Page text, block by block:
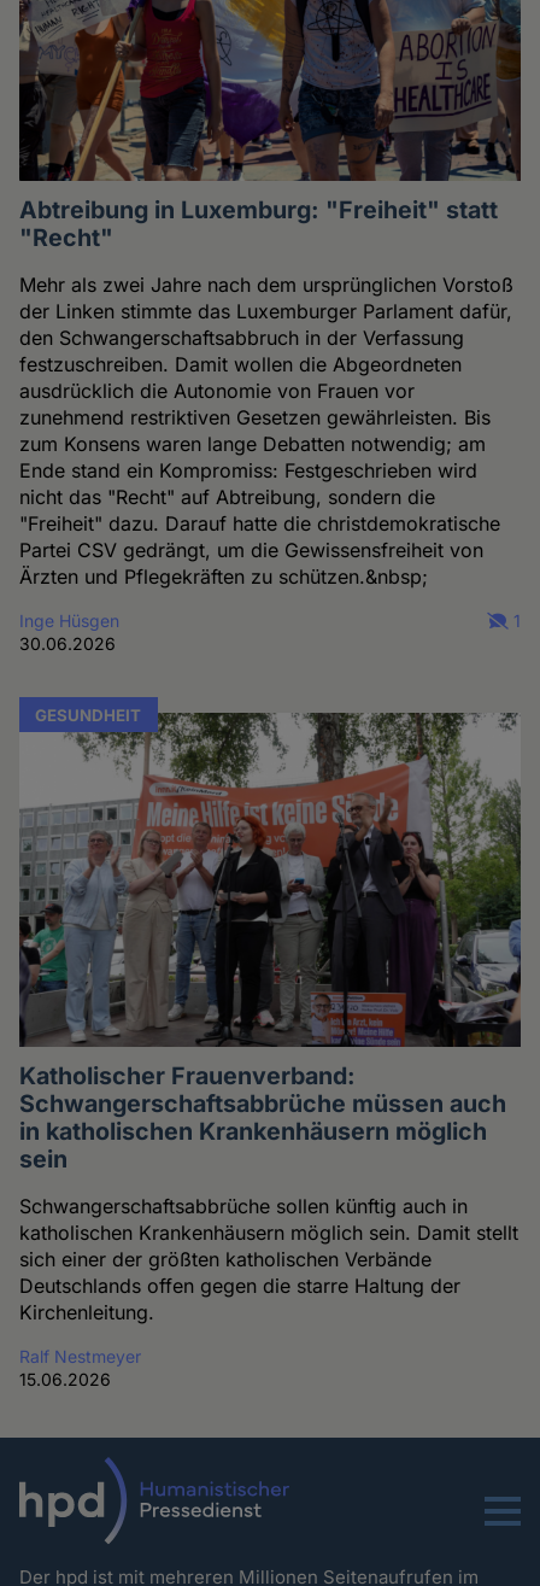
Abtreibung in Luxemburg: "Freiheit" statt
"Recht"
Mehr als zwei Jahre nach dem ursprünglichen Vorstoß
der Linken stimmte das Luxemburger Parlament dafür,
den Schwangerschaftsabbruch in der Verfassung
festzuschreiben. Damit wollen die Abgeordneten
ausdrücklich die Autonomie von Frauen vor
zunehmend restriktiven Gesetzen gewährleisten. Bis
zum Konsens waren lange Debatten notwendig; am
Ende stand ein Kompromiss: Festgeschrieben wird
nicht das "Recht" auf Abtreibung, sondern die
"Freiheit" dazu. Darauf hatte die christdemokratische
Partei CSV gedrängt, um die Gewissensfreiheit von
Ärzten und Pflegekräften zu schützen.&nbsp;
Inge Hüsgen
30.06.2026
1
GESUNDHEIT
Katholischer Frauenverband:
Schwangerschaftsabbrüche müssen auch
in katholischen Krankenhäusern möglich
sein
Schwangerschaftsabbrüche sollen künftig auch in
katholischen Krankenhäusern möglich sein. Damit stellt
sich einer der größten katholischen Verbände
Deutschlands offen gegen die starre Haltung der
Kirchenleitung.
Ralf Nestmeyer
15.06.2026
Menu
Der hpd ist mit mehreren Millionen Seitenaufrufen im